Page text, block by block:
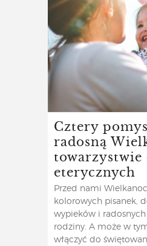
Cztery
radosną
towarzystwie
eterycznych
Przed nami
kolorowych pisanek,
wypieków i
rodziny. A może w
włączyć do